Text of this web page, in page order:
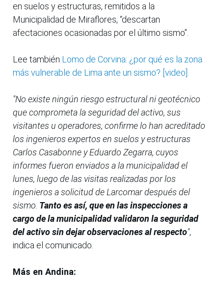
en suelos y estructuras, remitidos a la
Municipalidad de Miraflores, “descartan
afectaciones ocasionadas por el último sismo”.
Lee también Lomo de Corvina: ¿por qué es la zona
más vulnerable de Lima ante un sismo? [video]
"No existe ningún riesgo estructural ni geotécnico
que comprometa la seguridad del activo, sus
visitantes u operadores, confirme lo han acreditado
los ingenieros expertos en suelos y estructuras
Carlos Casabonne y Eduardo Zegarra, cuyos
informes fueron enviados a la municipalidad el
lunes, luego de las visitas realizadas por los
ingenieros a solicitud de Larcomar después del
sismo. Tanto es así, que en las inspecciones a
cargo de la municipalidad validaron la seguridad
del activo sin dejar observaciones al respecto",
indica el comunicado.
Más en Andina: